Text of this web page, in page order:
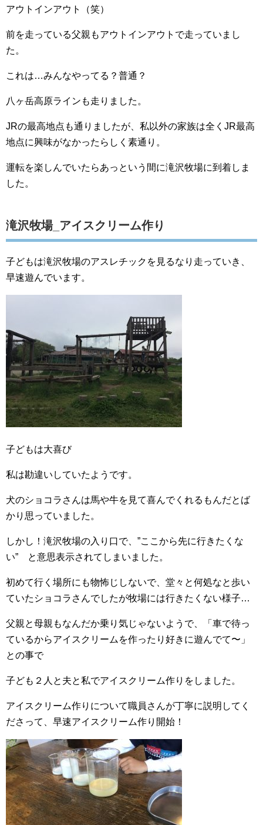
アウトインアウト（笑）
前を走っている父親もアウトインアウトで走っていまし
た。
これは…みんなやってる？普通？
八ヶ岳高原ラインも走りました。
JRの最高地点も通りましたが、私以外の家族は全くJR最高
地点に興味がなかったらしく素通り。
運転を楽しんでいたらあっという間に滝沢牧場に到着しま
した。
滝沢牧場_アイスクリーム作り
子どもは滝沢牧場のアスレチックを見るなり走っていき、
早速遊んでいます。
子どもは大喜び
私は勘違いしていたようです。
犬のショコラさんは馬や牛を見て喜んでくれるもんだとば
かり思っていました。
しかし！滝沢牧場の入り口で、”ここから先に行きたくな
い” と意思表示されてしまいました。
初めて行く場所にも物怖じしないで、堂々と何処なと歩い
ていたショコラさんでしたが牧場には行きたくない様子…
父親と母親もなんだか乗り気じゃないようで、「車で待っ
ているからアイスクリームを作ったり好きに遊んでて〜」
との事で
子ども２人と夫と私でアイスクリーム作りをしました。
アイスクリーム作りについて職員さんが丁寧に説明してく
ださって、早速アイスクリーム作り開始！